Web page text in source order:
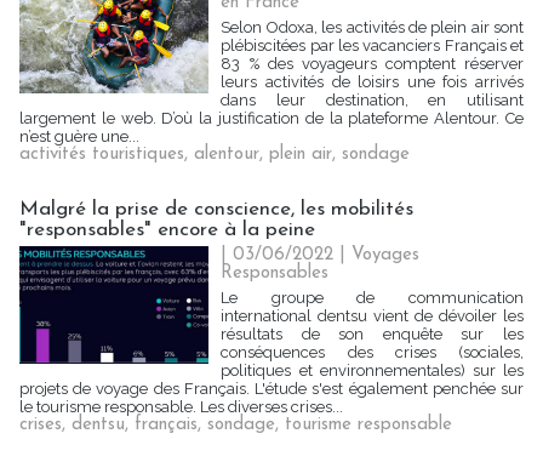
Selon Odoxa, les activités de plein air sont
plébiscitées par les vacanciers Français et
83 % des voyageurs comptent réserver
leurs activités de loisirs une fois arrivés
dans leur destination, en utilisant
largement le web. D’où la justification de la plateforme Alentour. Ce
n’est guère une...
activités touristiques, alentour, plein air, sondage
Malgré la prise de conscience, les mobilités
"responsables" encore à la peine
| 03/06/2022
Voyages
Responsables
Le groupe de communication
international dentsu vient de dévoiler les
résultats de son enquête sur les
conséquences des crises (sociales,
politiques et environnementales) sur les
projets de voyage des Français. L'étude s'est également penchée sur
le tourisme responsable. Les diverses crises...
crises, dentsu, français, sondage, tourisme responsable